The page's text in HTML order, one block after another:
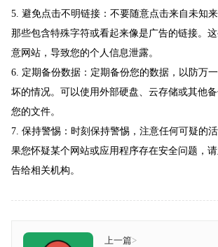
5. 避免点击不明链接：不要随意点击来自未知
那些包含特殊字符或看起来像是广告的链接。
意网站，导致您的个人信息泄露。
6. 定期备份数据：定期备份您的数据，以防万
坏的情况。可以使用外部硬盘、云存储或其他
您的文件。
7. 保持警惕：时刻保持警惕，注意任何可疑的
果您怀疑某个网站或应用程序存在安全问题，
告给相关机构。
上一篇>